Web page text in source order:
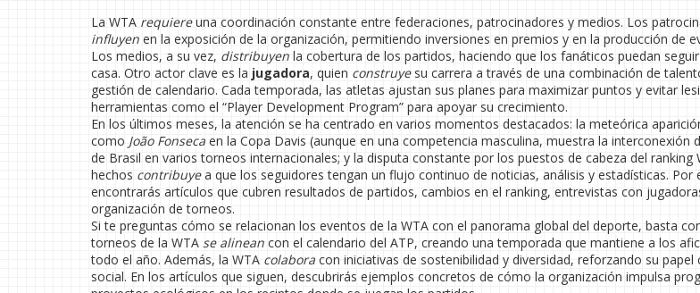
La WTA requiereuna coordinación constante entre federaciones, patrocinadores y medios. Los
influyen en la exposición de la organización, permitiendo inversiones en premios y en la producción de
Los medios, a su vez, distribuyen la cobertura de los partidos, haciendo que los fanáticos puedan
casa. Otro actor clave es la jugadora, quien construyesu carrera a través de una combinación de
gestión de calendario. Cada temporada, las atletas ajustan sus planes para maximizar puntos y evitar
herramientas como el “Player Development Program” para apoyar su crecimiento.
En los últimos meses, la atención se ha centrado en varios momentos destacados: la meteórica
como João Fonseca en la Copa Davis (aunque en una competencia masculina, muestra la interconexión
de Brasil en varios torneos internacionales; y la disputa constante por los puestos de cabeza del ranking
hechos contribuyea que los seguidores tengan un flujo continuo de noticias, análisis y estadísticas. Por
encontrarás artículos que cubren resultados de partidos, cambios en el ranking, entrevistas con
organización de torneos.
Si te preguntas cómo se relacionan los eventos de la WTA con el panorama global del deporte, basta
torneos de la WTA se alinean con el calendario del ATP, creando una temporada que mantiene a los
todo el año. Además, la WTA colabora con iniciativas de sostenibilidad y diversidad, reforzando su
social. En los artículos que siguen, descubrirás ejemplos concretos de cómo la organización impulsa